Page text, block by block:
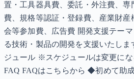
置・工具器具費、委託・外注費、専
費、規格等認証・登録費、産業財
会等参加費、広告費 開発支援テー
る技術・製品の開発を支援いたしま
ジュール ※スケジュールは変更にな
FAQ FAQはこちらから ◆初めて助